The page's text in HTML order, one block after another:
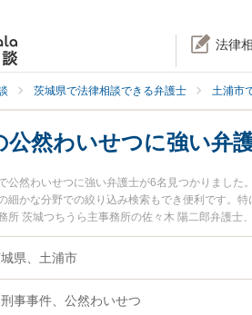
法律
茨城県で法律相談できる弁護士 土浦市
公然わいせつに強い弁
公然わいせつに強い弁護士が6名見つかりまし
細かな分野での絞り込み検索もでき便利です。
所 茨城つちうら主事務所の佐々木 陽二郎弁護
生した公然わいせつのトラブルを今すぐに弁護
談できる土浦市内の弁護士に相談予約したい』
県、土浦市
刑事事件、公然わいせつ